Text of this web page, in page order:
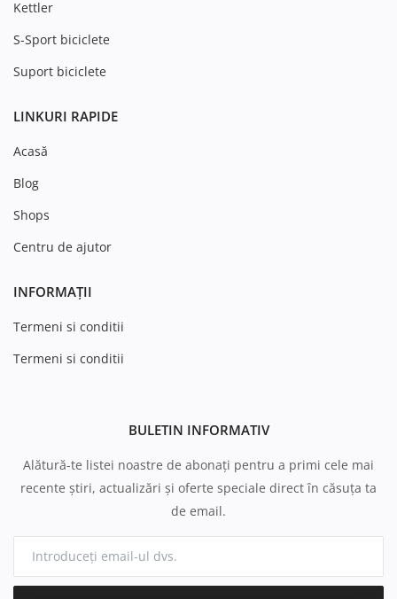
Kettler
S-Sport biciclete
Suport biciclete
LINKURI RAPIDE
Acasă
Blog
Shops
Centru de ajutor
INFORMAȚII
Termeni si conditii
Termeni si conditii
BULETIN INFORMATIV
Alătură-te listei noastre de abonați pentru a primi cele mai
recente știri, actualizări și oferte speciale direct în căsuța ta
de email.